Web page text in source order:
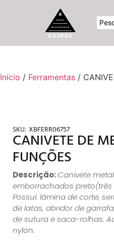
Início / Ferramentas /
SKU: XBFERR06757
CANIVETE DE
FUNÇÕES
Descrição:Canivete
emborrachados preto(três
Possui: lâmina de corte,
de latas, abridor de
de sutura e saca-rolhas.
nylon.